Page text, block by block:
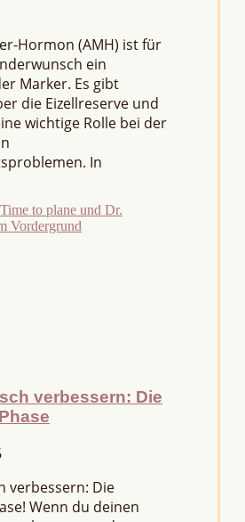
Hormon (AMH) ist für
ein
Marker. Es gibt
die Eizellreserve und
wichtige Rolle bei der
In
verbessern: Die
verbessern: Die
Wenn du deinen